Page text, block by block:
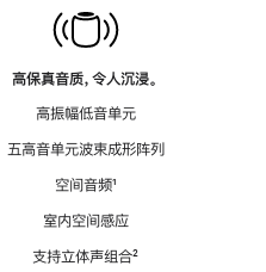
高保真音质，令人沉浸。
高振幅低音单元
五高音单元波束成形阵列
空间音频脚
¹
室内空间感应
支持立体声组合脚
²